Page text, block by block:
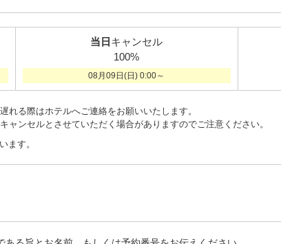
当日 キャンセル
100%
08月09日(日) 0:00～
れる際はホテルへご連絡をお願いいたします。
ンセルとさせていただく場合がありますのでご注意ください。
ます。